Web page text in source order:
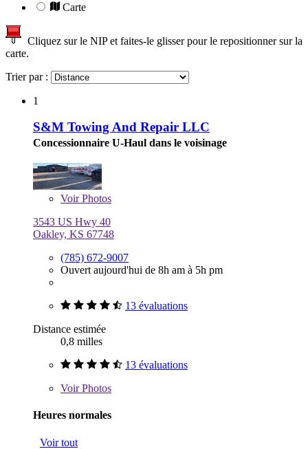
Carte
Cliquez sur le NIP et faites-le glisser pour le repositionner sur la
carte.
Trier par :
1
S&M Towing And Repair LLC
Concessionnaire U-Haul dans le voisinage
VoirPhotos
3543 US Hwy 40
Oakley, KS 67748
(785) 672-9007
Ouvert aujourd'hui de 8h am à 5h pm
13 évaluations
Distance estimée
0,8 milles
13 évaluations
VoirPhotos
Heures normales
Voir tout